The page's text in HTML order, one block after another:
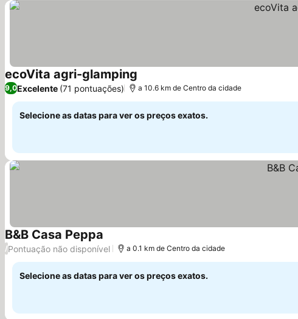
ecoVita agri-glamping
9,0Excelente (71 pontuações) a 10.6 km de Centro da cidade
Selecione as datas para ver os preços exatos.
B&B Casa Peppa Ver preços
/Pontuação não disponível a 0.1 km de Centro da cidade
Selecione as datas para ver os preços exatos.